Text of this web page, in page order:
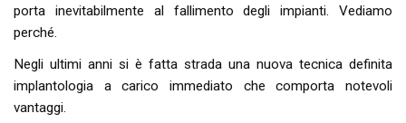
porta inevitabilmente al fallimento degli impianti. Vediamo
perché.
Negli ultimi anni si è fatta strada una nuova tecnica definita
implantologia a carico immediato che comporta notevoli
vantaggi.